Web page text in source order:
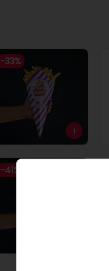
-33%
-41%